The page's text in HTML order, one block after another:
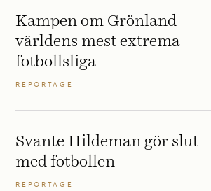
Kampen om Grönland –
världens mest extrema
fotbollsliga
REPORTAGE
Svante Hildeman gör slut
med fotbollen
REPORTAGE